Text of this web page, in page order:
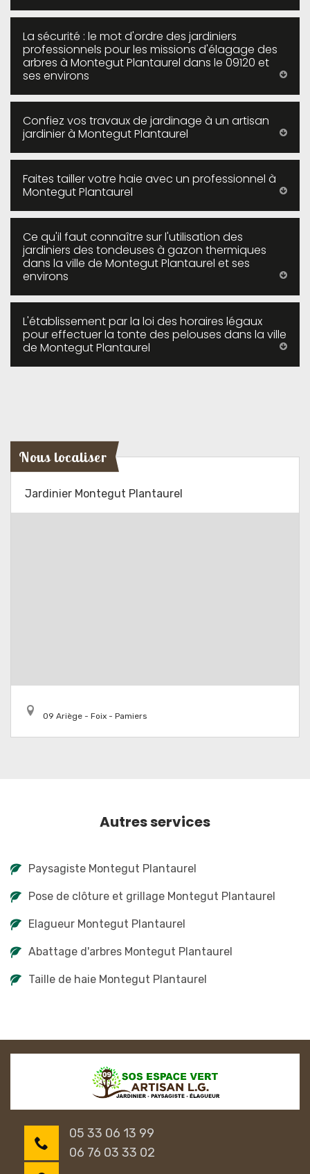
La sécurité : le mot d'ordre des jardiniers
professionnels pour les missions d'élagage des
arbres à Montegut Plantaurel dans le 09120 et
ses environs
Confiez vos travaux de jardinage à un artisan
jardinier à Montegut Plantaurel
Faites tailler votre haie avec un professionnel à
Montegut Plantaurel
Ce qu'il faut connaître sur l'utilisation des
jardiniers des tondeuses à gazon thermiques
dans la ville de Montegut Plantaurel et ses
environs
L'établissement par la loi des horaires légaux
pour effectuer la tonte des pelouses dans la ville
de Montegut Plantaurel
Nous localiser
Jardinier Montegut Plantaurel
09 Ariège - Foix - Pamiers
Autres services
Paysagiste Montegut Plantaurel
Pose de clôture et grillage Montegut Plantaurel
Elagueur Montegut Plantaurel
Abattage d'arbres Montegut Plantaurel
Taille de haie Montegut Plantaurel
05 33 06 13 99
06 76 03 33 02